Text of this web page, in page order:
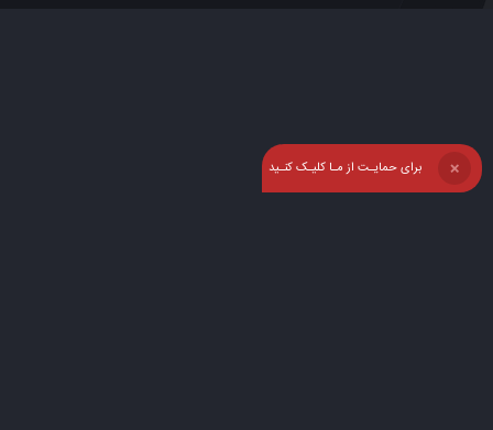
برای حمایـت از مـا کلیـک کنـید ❌